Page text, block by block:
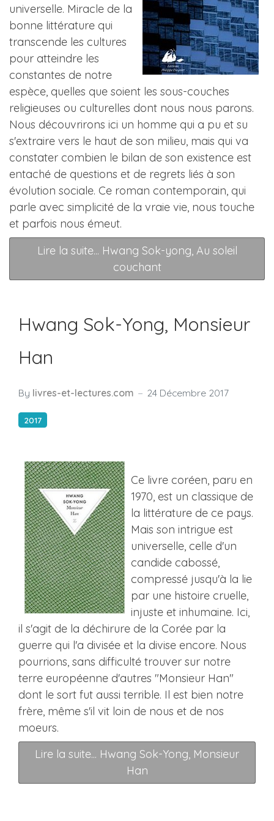
universelle. Miracle de la
bonne littérature qui
transcende les cultures
pour atteindre les
constantes de notre
espèce, quelles que soient les sous-couches
religieuses ou culturelles dont nous nous parons.
Nous découvrirons ici un homme qui a pu et su
s'extraire vers le haut de son milieu, mais qui va
constater combien le bilan de son existence est
entaché de questions et de regrets liés à son
évolution sociale. Ce roman contemporain, qui
parle avec simplicité de la vraie vie, nous touche
et parfois nous émeut.
Lire la suite... Hwang Sok-yong, Au soleil
couchant
Hwang Sok-Yong, Monsieur
Han
By livres-et-lectures.com 24 Décembre 2017
2017
Ce livre coréen, paru en
1970, est un classique de
la littérature de ce pays.
Mais son intrigue est
universelle, celle d'un
candide cabossé,
compressé jusqu'à la lie
par une histoire cruelle,
injuste et inhumaine. Ici,
il s'agit de la déchirure de la Corée par la
guerre qui l'a divisée et la divise encore. Nous
pourrions, sans difficulté trouver sur notre
terre européenne d'autres "Monsieur Han"
dont le sort fut aussi terrible. Il est bien notre
frère, même s'il vit loin de nous et de nos
moeurs.
Lire la suite... Hwang Sok-Yong, Monsieur
Han